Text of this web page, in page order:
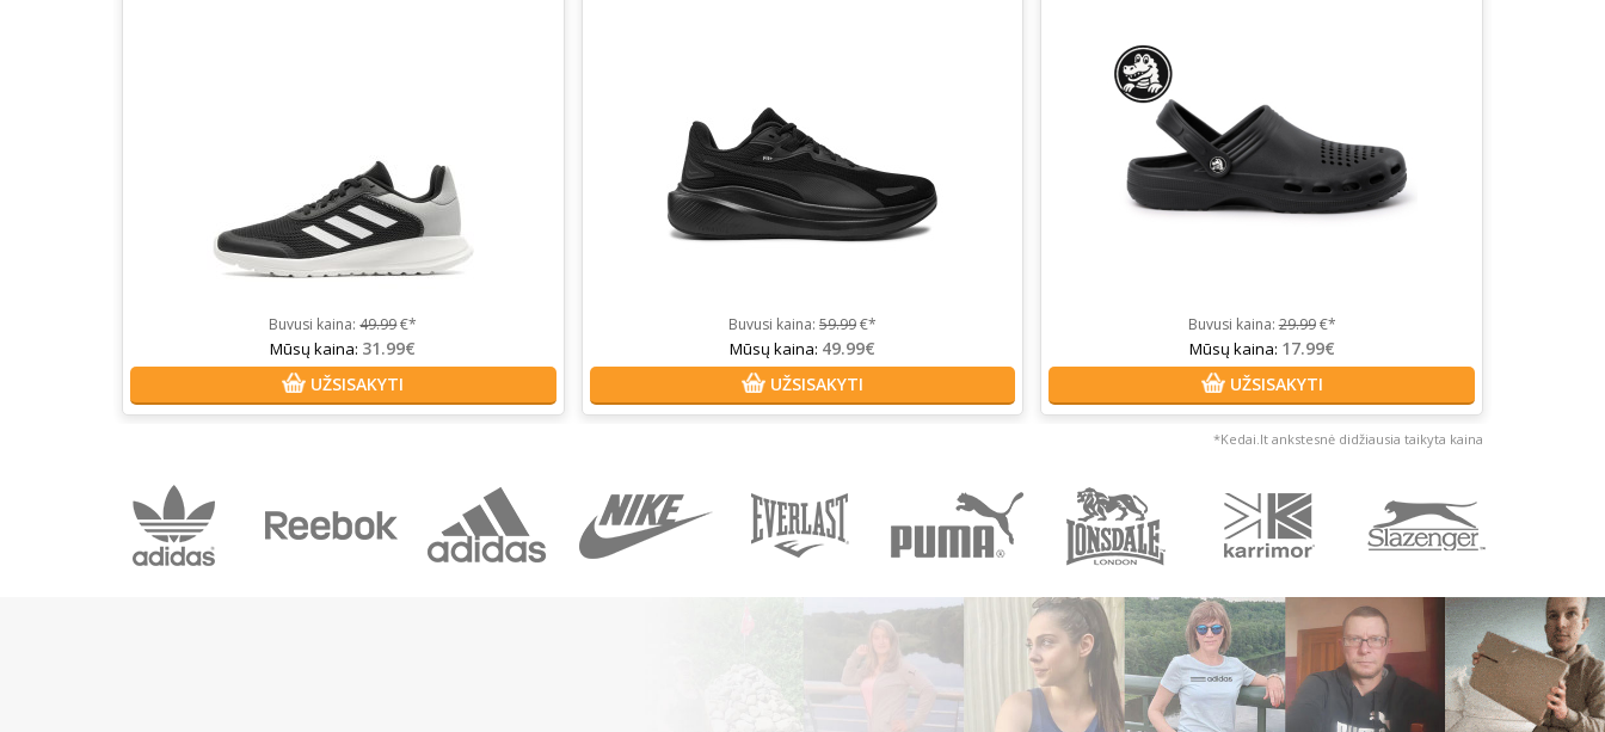
Buvusi kaina:49.99€*
Mūsų kaina: 31.99€
UŽSISAKYTI
Buvusi kaina: 59.99€*
Mūsų kaina: 49.99€
UŽSISAKYTI
Buvusi kaina:29.99€*
Mūsų kaina: 17.99€
UŽSISAKYTI
*Kedai.lt ankstesnė didžiausia taikyta kaina